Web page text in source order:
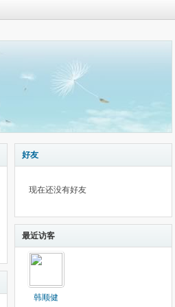
好友
现在还没有好友
最近访客
韩顺健